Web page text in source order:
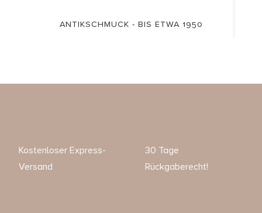
ANTIKSCHMUCK - BIS ETWA 1950
Kostenloser Express-
Versand
30 Tage
Rückgaberecht!